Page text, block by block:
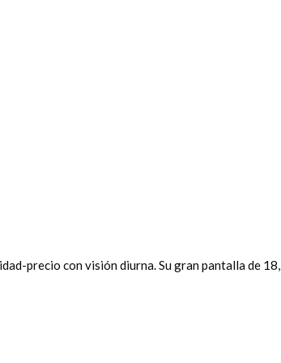
precio con visión diurna. Su gran pantalla de